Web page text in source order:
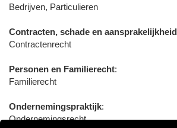
Bedrijven, Particulieren
Contracten, schade en
Contractenrecht
Personen en Familierecht:
Familierecht
Ondernemingspraktijk:
Ondernemingsrecht